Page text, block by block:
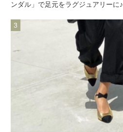
ンダル」で足元をラグジュアリーに♪